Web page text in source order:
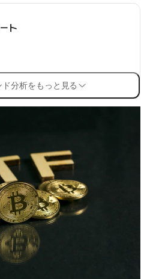
ト
分析をもっと見る